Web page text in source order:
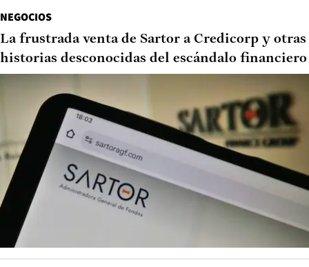
NEGOCIOS
La frustrada venta de Sartor a Credicorp y otras
historias desconocidas del escándalo financiero